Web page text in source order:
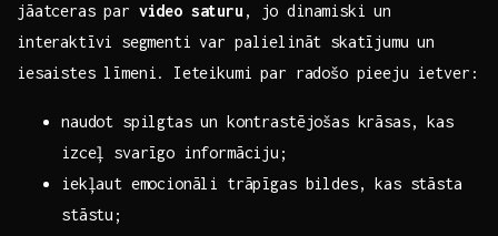
jāatceras par video saturu , jo dinamiski un
interaktīvi ⁢segmenti var palielināt skatījumu​ un
iesaistes līmeni.⁢ Ieteikumi par radošo pieeju ietver:⁤
naudot spilgtas un kontrastējošas ‍krāsas, kas
izceļ svarīgo ‌informāciju;
iekļaut emocionāli trāpīgas ‍bildes, kas‌ stāsta‌
stāstu;